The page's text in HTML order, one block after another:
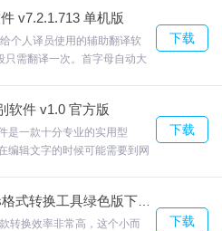
的kobo帐户，它将同步您的图书馆
书，点击Kobo应用程序中的"图书
式，这款工具可以满足你的
软件园下载体验。
v7.2.1.713 单机版
个人译员使用的辅助翻译软
只需翻译一次。首字母自动大
窗体”按钮可以设置打开文件
众软件园下载体验。
下载
软件 v1.0 官方版
是一款十分专业的实用型
编辑文字的时候可能需要到网
图功能，所以你需要自己截图
园下载体验。
下载
转换效率非常高，这个小而
下载